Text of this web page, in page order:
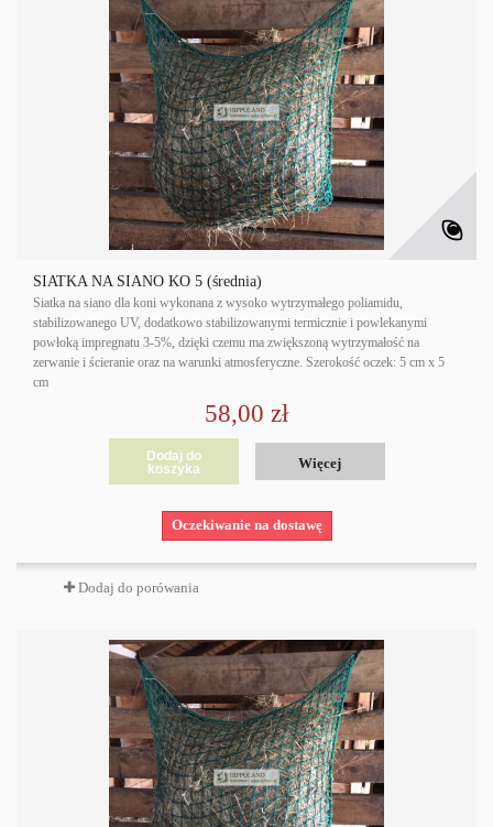
SIATKA NA SIANO KO 5 (średnia)
Siatka na siano dla koni wykonana z wysoko wytrzymałego poliamidu,
stabilizowanego UV, dodatkowo stabilizowanymi termicznie i powlekanymi
powłoką impregnatu 3-5%, dzięki czemu ma zwiększoną wytrzymałość na
zerwanie i ścieranie oraz na warunki atmosferyczne. Szerokość oczek: 5 cm x 5
cm
58,00 zł
Dodaj do
koszyka
Więcej
Oczekiwanie na dostawę
Dodaj do porówania